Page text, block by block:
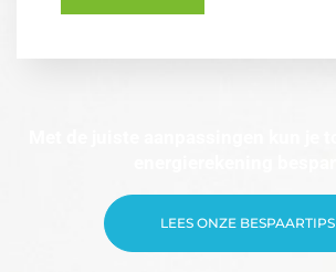
LEES ONZE BESPAARTIPS